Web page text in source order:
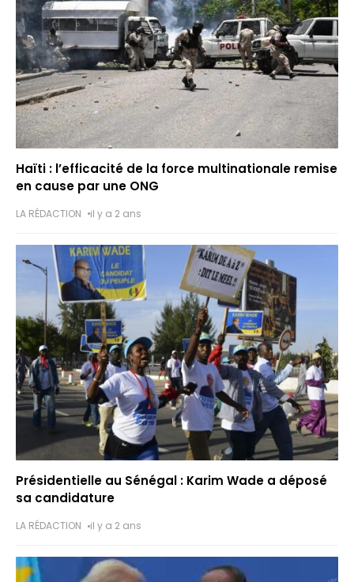
Haïti : l’efficacité de la force multinationale remise
en cause par une ONG
LA RÉDACTION il y a 2 ans
Présidentielle au Sénégal : Karim Wade a déposé
sa candidature
LA RÉDACTION il y a 2 ans